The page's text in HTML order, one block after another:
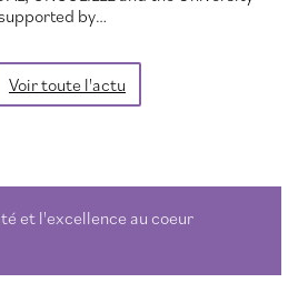
by…
Voir toute l'actu
et l'excellence au coeur